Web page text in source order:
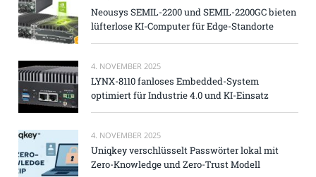
Neousys SEMIL-2200 und SEMIL-2200GC bieten
lüfterlose KI-Computer für Edge-Standorte
4. NOVEMBER 2025
LYNX-8110 fanloses Embedded-System
optimiert für Industrie 4.0 und KI-Einsatz
4. NOVEMBER 2025
Uniqkey verschlüsselt Passwörter lokal mit
Zero-Knowledge und Zero-Trust Modell